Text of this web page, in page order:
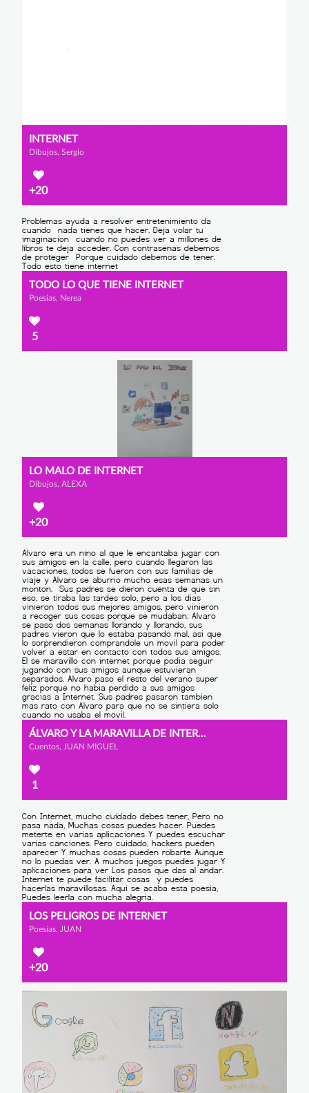
INTERNET
Dibujos, Sergio
+20
TODO LO QUE TIENE INTERNET
Poesías, Nerea
5
LO MALO DE INTERNET
Dibujos, ALEXA
+20
ÁLVARO Y LA MARAVILLA DE INTERNET
Cuentos, JUAN MIGUEL
1
LOS PELIGROS DE INTERNET
Poesías, JUAN
+20